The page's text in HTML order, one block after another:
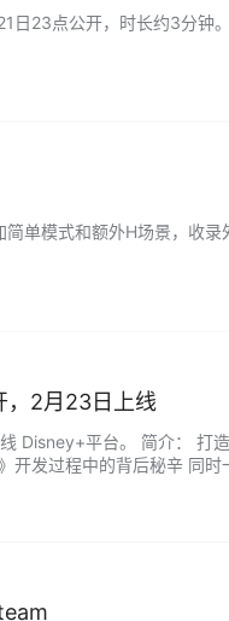
日23点公开，时长约3分钟
单模式和额外H场景，收录
，2月23日上线
Disney+平台。 简介： 打
开发过程中的背后秘辛 同